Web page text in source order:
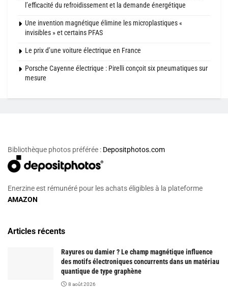
l’efficacité du refroidissement et la demande énergétique
Une invention magnétique élimine les microplastiques «
invisibles » et certains PFAS
Le prix d’une voiture électrique en France
Porsche Cayenne électrique : Pirelli conçoit six pneumatiques sur
mesure
Bibliothèque photos préférée : Depositphotos.com
Enerzine est rémunéré pour les achats éligibles à la plateforme
AMAZON
Articles récents
Rayures ou damier ? Le champ magnétique influence
des motifs électroniques concurrents dans un matériau
quantique de type graphène
8 août 2026